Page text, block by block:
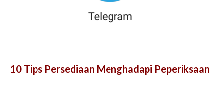
10 Tips Persediaan Menghadapi Peperiksaan